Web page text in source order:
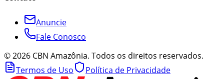
Anuncie
Fale Conosco
©2026 CBN Amazônia. Todos os direitos reservados.
Termos de Uso
Política de Privacidade